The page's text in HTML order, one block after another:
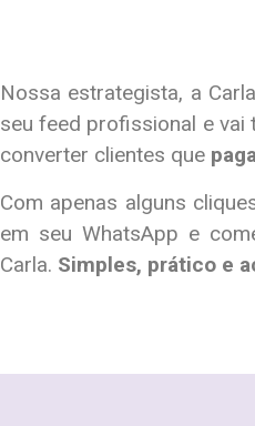
Nossa estrategista, a
seu feed profissional e vai
converter clientes que
Com apenas alguns
em seu WhatsApp e
Carla. Simples, prático e